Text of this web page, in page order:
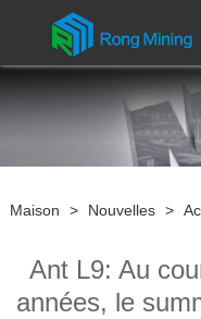
Maison > Nouvelles >
Ant L9: Au
années, le